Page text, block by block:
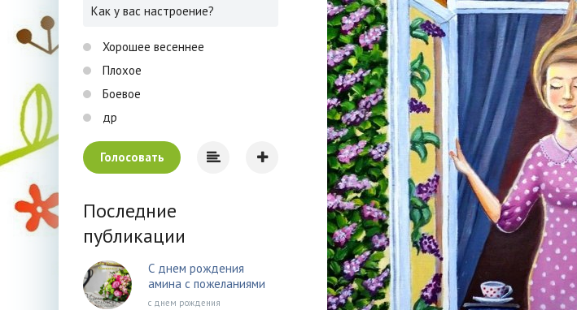
Как у вас настроение?
Хорошее весеннее
Плохое
Боевое
др
Голосовать
Последние
публикации
С днем рождения
амина с пожеланиями
с днем рождения